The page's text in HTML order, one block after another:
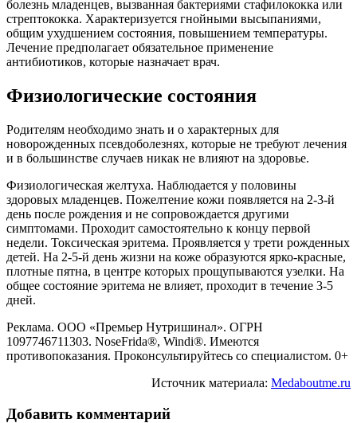
болезнь младенцев, вызванная бактериями стафилококка или
стрептококка. Характеризуется гнойными высыпаниями,
общим ухудшением состояния, повышением температуры.
Лечение предполагает обязательное применение
антибиотиков, которые назначает врач.
Физиологические состояния
Родителям необходимо знать и о характерных для
новорожденных псевдоболезнях, которые не требуют лечения
и в большинстве случаев никак не влияют на здоровье.
Физиологическая желтуха. Наблюдается у половины
здоровых младенцев. Пожелтение кожи появляется на 2-3-й
день после рождения и не сопровождается другими
симптомами. Проходит самостоятельно к концу первой
недели. Токсическая эритема. Проявляется у трети рожденных
детей. На 2-5-й день жизни на коже образуются ярко-красные,
плотные пятна, в центре которых прощупываются узелки. На
общее состояние эритема не влияет, проходит в течение 3-5
дней.
Реклама. ООО «Премьер Нутришинал». ОГРН
1097746711303. NoseFrida®, Windi®. Имеются
противопоказания. Проконсультируйтесь со специалистом. 0+
Источник материала: Medaboutme.ru
Добавить комментарий